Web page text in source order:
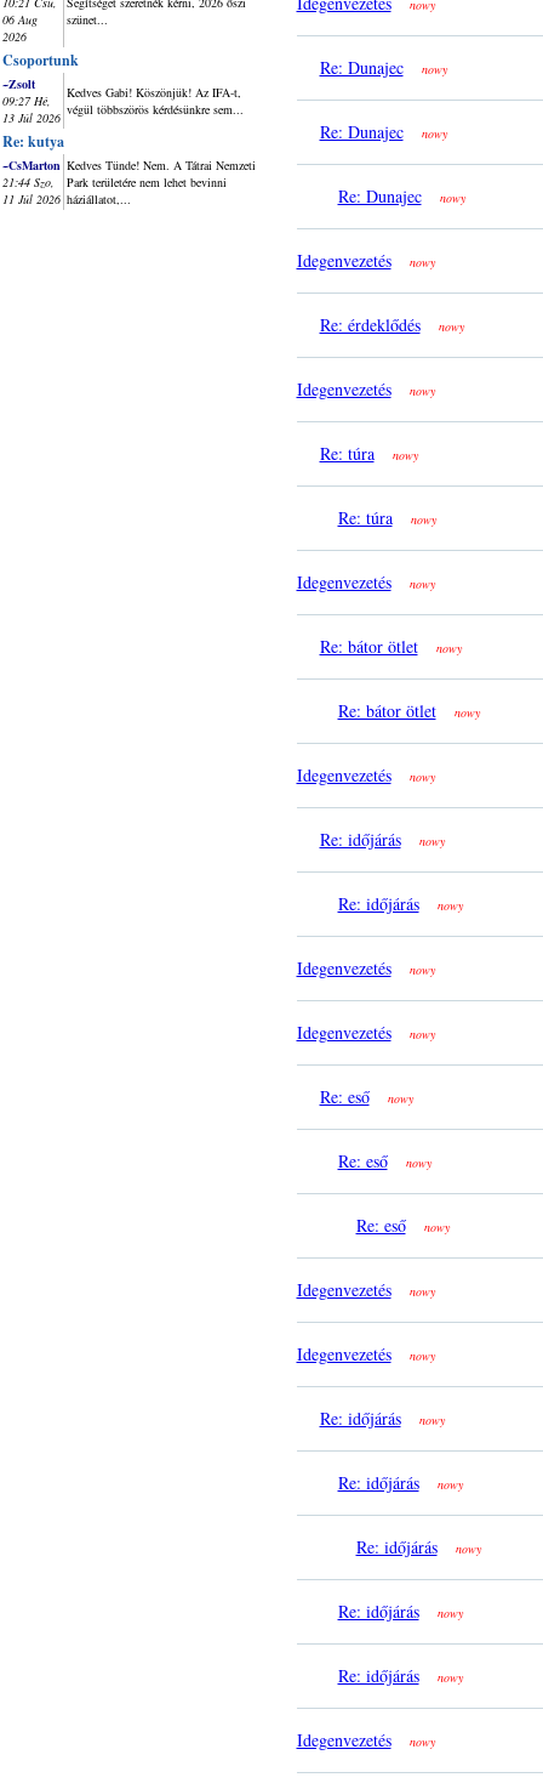
06 Aug
2026
szünet...
Csoportunk
~Zsolt
09:27 Hé,
13 Júl 2026
Kedves Gabi! Köszönjük! Az IFA-t,
végül többszörös kérdésünkre sem...
Re: kutya
~CsMarton
21:44 Szo,
11 Júl 2026
Kedves Tünde! Nem. A Tátrai Nemzeti
Park területére nem lehet bevinni
háziállatot,...
nowy
Re: Dunajec nowy
Re: Dunajec nowy
Re: Dunajec nowy
Idegenvezetés nowy
Re: érdeklődés nowy
Idegenvezetés nowy
Re: túra nowy
Re: túra nowy
Idegenvezetés nowy
Re: bátor ötlet nowy
Re: bátor ötlet nowy
Idegenvezetés nowy
Re: időjárás nowy
Re: időjárás nowy
Idegenvezetés nowy
Idegenvezetés nowy
Re: eső nowy
Re: eső nowy
Re: eső nowy
Idegenvezetés nowy
Idegenvezetés nowy
Re: időjárás nowy
Re: időjárás nowy
Re: időjárás nowy
Re: időjárás nowy
Re: időjárás nowy
Idegenvezetés nowy